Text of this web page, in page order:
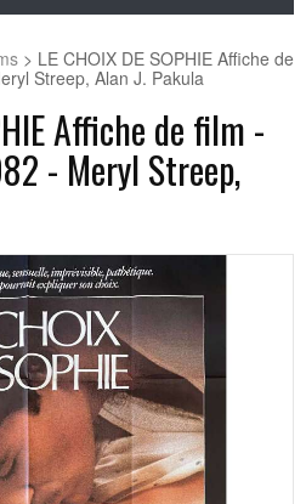
> LE CHOIX DE SOPHIE Affiche de
Streep, Alan J. Pakula
Affiche de film -
- Meryl Streep,